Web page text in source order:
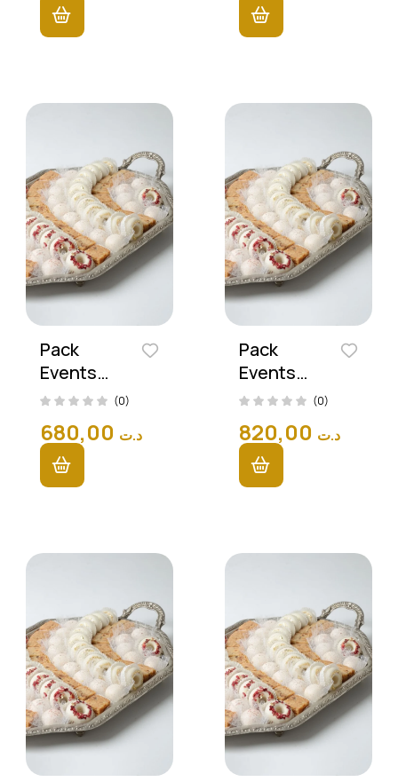
Pack
Events
Prestige
Pièces)
(0)
د.ت
Pack
Events
Prestige
Pièces)
(0)
د.ت